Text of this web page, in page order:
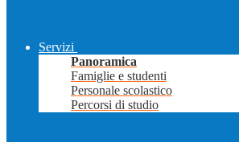
Servizi
Panoramica
Famiglie e studenti
Personale scolastico
Percorsi di studio